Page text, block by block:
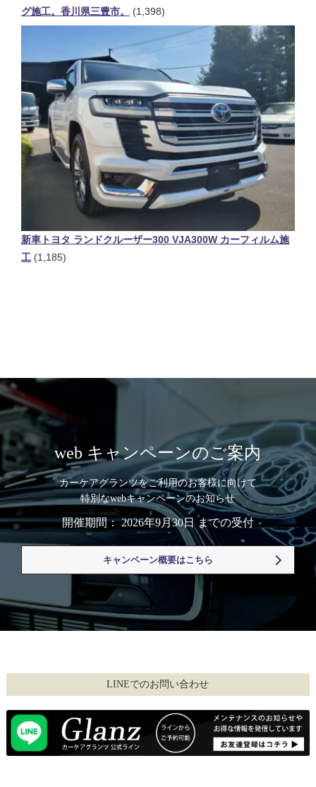
グ施工。香川県三豊市。
(1,398)
新車トヨタ ランドクルーザー300 VJA300W カーフィルム施
工 (1,185)
web キャンペーンのご案内
カーケアグランツをご利用のお客様に向けて
特別なwebキャンペーンのお知らせ
開催期間： 2026年9月30日 までの受付
キャンペーン概要はこちら
LINEでのお問い合わせ